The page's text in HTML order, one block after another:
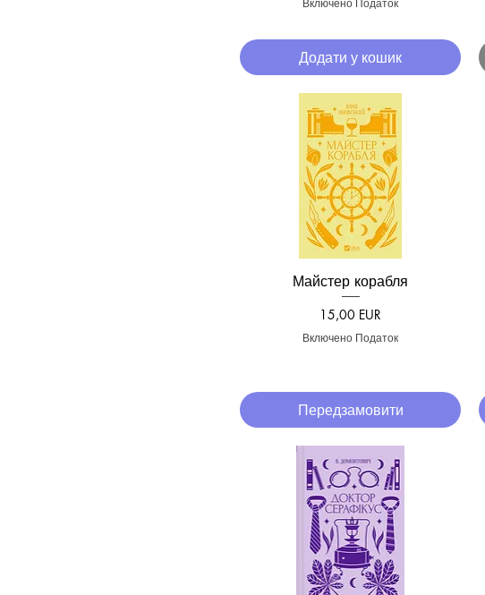
Включено Податок
Додати у кошик
Швидкий перегляд
Майстер корабля
Ціна
15,00 EUR
Включено Податок
Передзамовити